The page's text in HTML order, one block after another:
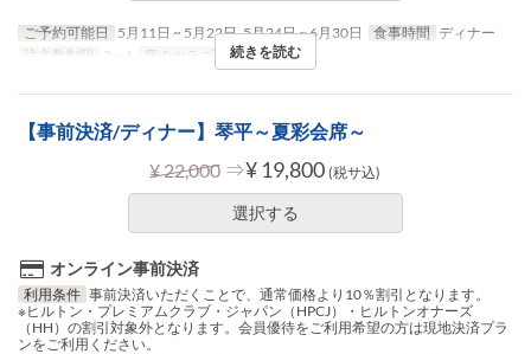
ご予約可能日 5月11日 ~ 5月22日, 5月24日 ~ 6月30日 食事時間 ディナー
注文数制限
2 ~ 4 席のカテゴリ テーブル席
続きを読む
【事前決済/ディナー】琴平～夏彩会席～
¥ 22,000 ⇒¥ 19,800 (税サ込)
選択する
オンライン事前決済
利用条件 事前決済いただくことで、通常価格より10％割引となります。
※ヒルトン・プレミアムクラブ・ジャパン（HPCJ）・ヒルトンオナーズ
（HH）の割引対象外となります。会員優待をご利用希望の方は現地決済プラ
ンをご利用ください。